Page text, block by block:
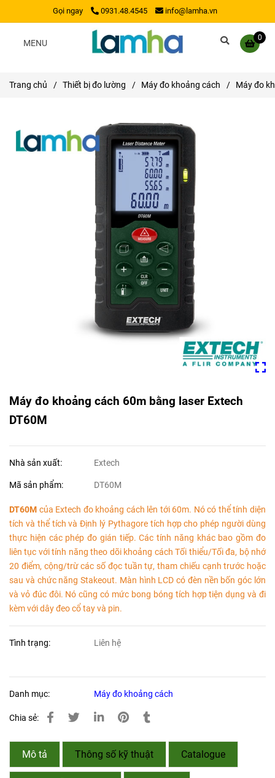
Gọi ngay 0931.48.4545 info@lamha.vn
0
MENU
Trang chủ / Thiết bị đo lường / Máy đo khoảng cách / Máy đo
Máy đo khoảng cách 60m bằng laser Extech
DT60M
Nhà sản xuất: Extech
Mã sản phẩm: DT60M
DT60M của Extech đo khoảng cách lên tới 60m. Nó có thể tính diện
tích và thể tích và Định lý Pythagore tích hợp cho phép người dùng
thực hiện các phép đo gián tiếp. Các tính năng khác bao gồm đo
liên tục với tính năng theo dõi khoảng cách Tối thiểu/Tối đa, bộ nhớ
20 điểm, cộng/trừ các số đọc tuần tự, tham chiếu cạnh trước hoặc
sau và chức năng Stakeout. Màn hình LCD có đèn nền bốn góc lớn
và vỏ đúc đôi. Nó cũng có mức bong bóng tích hợp tiện dụng và đi
kèm với dây đeo cổ tay và pin.
Tình trạng: Liên hệ
Danh mục: Máy đo khoảng cách
Chia sẻ:
Mô tả Thông số kỹ thuật Catalogue